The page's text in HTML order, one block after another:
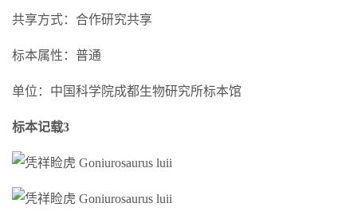
共享方式：合作研究共享
标本属性：普通
单位：中国科学院成都生物研究所标本馆
标本记载3